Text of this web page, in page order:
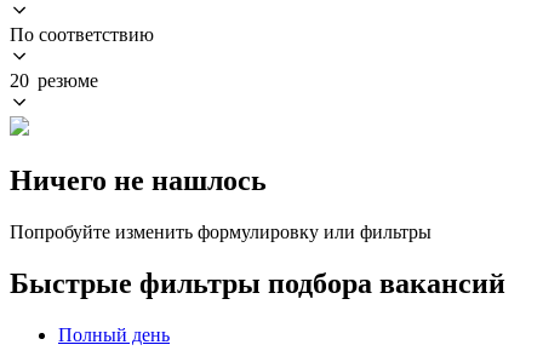
По соответствию
20 резюме
Ничего не нашлось
Попробуйте изменить формулировку или фильтры
Быстрые фильтры подбора вакансий
Полный день